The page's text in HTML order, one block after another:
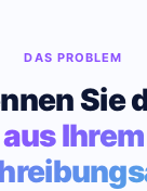
DAS PROBLEM
Sie
aus Ihrem